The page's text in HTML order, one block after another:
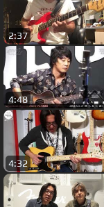
2:37
4:48
4:32